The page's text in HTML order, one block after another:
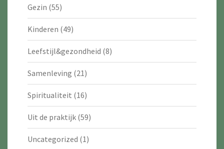
Gezin (55)
Kinderen (49)
Leefstijl&gezondheid (8)
Samenleving (21)
Spiritualiteit (16)
Uit de praktijk (59)
Uncategorized (1)